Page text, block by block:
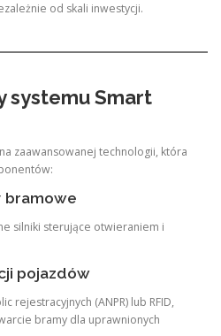
od skali inwestycji.
systemu Smart
zaawansowanej technologii, która
bramowe
silniki sterujące otwieraniem i
pojazdów
rejestracyjnych (ANPR) lub RFID,
bramy dla uprawnionych